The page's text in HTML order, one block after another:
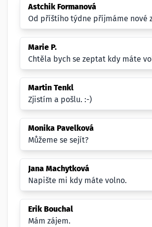
Astchik Formanová
Od příštího týdne příjmáme nové
Marie P.
Chtěla bych se zeptat kdy máte
Martin Tenkl
Zjistím a pošlu. :-)
Monika Pavelková
Můžeme se sejít?
Jana Machytková
Napište mi kdy máte volno.
Erik Bouchal
Mám zájem.